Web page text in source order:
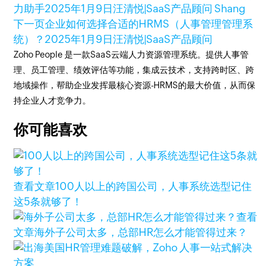
力助手2025年1月9日汪清悦|SaaS产品顾问 Shang
下一页企业如何选择合适的HRMS（人事管理管理系
统）？2025年1月9日汪清悦|SaaS产品顾问
Zoho People 是一款SaaS云端人力资源管理系统。提供人事管
理、员工管理、绩效评估等功能，集成云技术，支持跨时区、跨
地域操作，帮助企业发挥最核心资源-HRMS的最大价值，从而保
持企业人才竞争力。
你可能喜欢
查看文章100人以上的跨国公司，人事系统选型记住
这5条就够了！
查看
文章海外子公司太多，总部HR怎么才能管得过来？